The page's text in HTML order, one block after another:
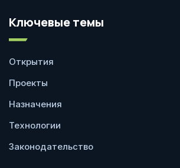
Ключевые темы
Открытия
Проекты
Назначения
Технологии
Законодательство